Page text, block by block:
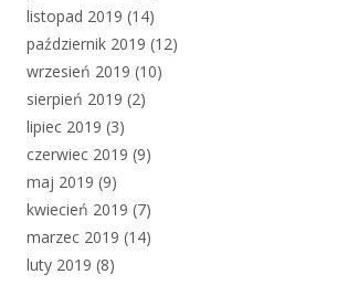
listopad 2019 (14)
październik 2019 (12)
wrzesień 2019 (10)
sierpień 2019 (2)
lipiec 2019 (3)
czerwiec 2019 (9)
maj 2019 (9)
kwiecień 2019 (7)
marzec 2019 (14)
luty 2019 (8)